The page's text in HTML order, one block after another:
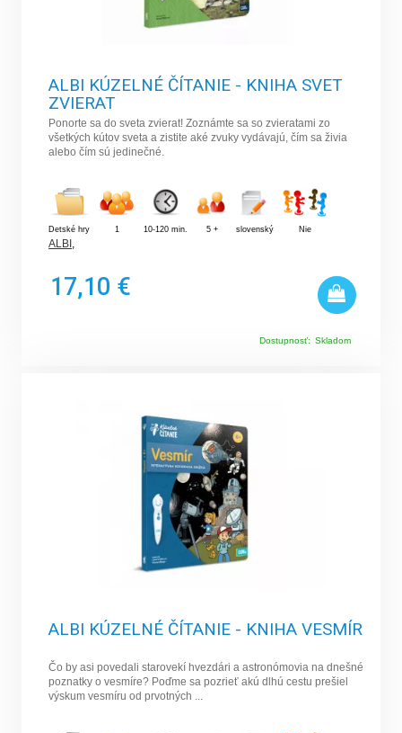
ALBI KÚZELNÉ ČÍTANIE - KNIHA SVET
ZVIERAT
Ponorte sa do sveta zvierat! Zoznámte sa so zvieratami zo
všetkých kútov sveta a zistite aké zvuky vydávajú, čím sa živia
alebo čím sú jedinečné.
Detské hry 1 10-120 min. 5 + slovenský Nie
ALBI ,
17,10 €
Dostupnosť: Skladom
ALBI KÚZELNÉ ČÍTANIE - KNIHA VESMÍR
Čo by asi povedali starovekí hvezdári a astronómovia na dnešné
poznatky o vesmíre? Poďme sa pozrieť akú dlhú cestu prešiel
výskum vesmíru od prvotných ...